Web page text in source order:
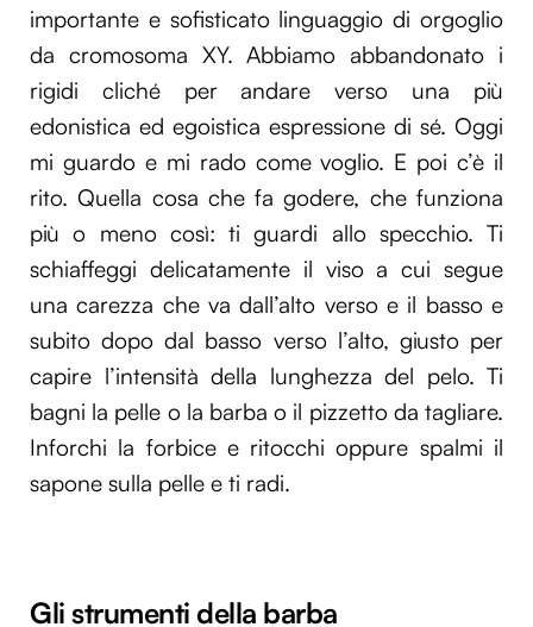
importante e sofisticato linguaggio di orgoglio
da cromosoma XY. Abbiamo abbandonato i
rigidi cliché per andare verso una più
edonistica ed egoistica espressione di sé. Oggi
mi guardo e mi rado come voglio. E poi c’è il
rito. Quella cosa che fa godere, che funziona
più o meno così: ti guardi allo specchio. Ti
schiaffeggi delicatamente il viso a cui segue
una carezza che va dall’alto verso e il basso e
subito dopo dal basso verso l’alto, giusto per
capire l’intensità della lunghezza del pelo. Ti
bagni la pelle o la barba o il pizzetto da tagliare.
Inforchi la forbice e ritocchi oppure spalmi il
sapone sulla pelle e ti radi.
Gli strumenti della barba